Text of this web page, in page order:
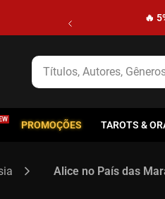
🔥
Títulos, Autores, Gêneros
PROMOÇÕES TAROTS &
Alice no País das